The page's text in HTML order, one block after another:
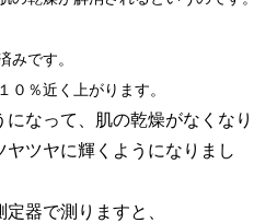
みです。
０％近く上がります。
なって、肌の乾燥がなくなり
ツヤに輝くようになりまし
器で測りますと、